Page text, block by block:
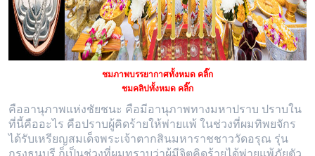
ชมภาพบรรยากาศทั้งหมด คลิ๊ก
ชมคลิปทั้งหมด คลิ๊ก
คืออานุภาพแห่งชัยชนะ คือมีอานุภาพทางมหาปราบ ปราบใน
ที่นี้คืออะไร คือปราบผู้คิดร้ายให้พ่ายแพ้ ในช่วงที่ผมทิพยจักร
ได้รับเหรียญสมเด็จพระเจ้าตากสินมหาราชชาววัดอรุณ รุ่น